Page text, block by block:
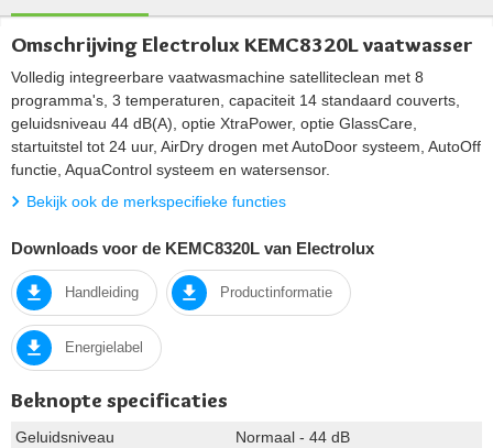
Omschrijving Electrolux KEMC8320L vaatwasser
Volledig integreerbare vaatwasmachine satelliteclean met 8
programma's, 3 temperaturen, capaciteit 14 standaard couverts,
geluidsniveau 44 dB(A), optie XtraPower, optie GlassCare,
startuitstel tot 24 uur, AirDry drogen met AutoDoor systeem, AutoOff
functie, AquaControl systeem en watersensor.
Bekijk ook de merkspecifieke functies
Downloads voor de KEMC8320L van Electrolux
Handleiding Productinformatie
Energielabel
Beknopte specificaties
Geluidsniveau
Normaal - 44 dB